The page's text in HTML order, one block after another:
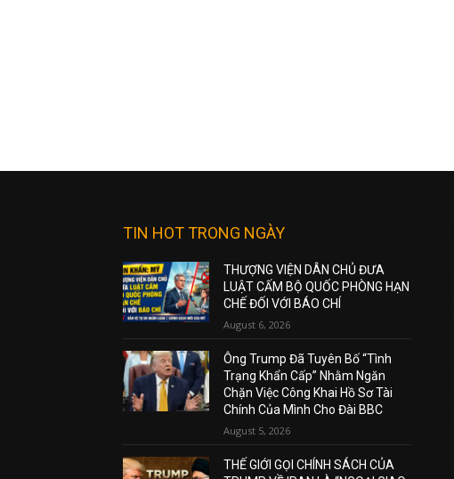
TIN HOT TRONG NGÀY
THƯỢNG VIỆN DÂN CHỦ ĐƯA
LUẬT CẤM BỘ QUỐC PHÒNG HẠN
CHẾ ĐỐI VỚI BÁO CHÍ
August 6, 2026
Ông Trump Đã Tuyên Bố “Tình
Trạng Khẩn Cấp” Nhằm Ngăn
Chặn Việc Công Khai Hồ Sơ Tài
Chính Của Mình Cho Đài BBC
August 5, 2026
THẾ GIỚI GỌI CHÍNH SÁCH CỦA